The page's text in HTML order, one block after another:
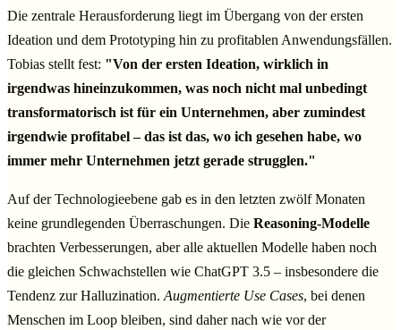
Die zentrale Herausforderung liegt im Übergang von der ersten
Ideation und dem Prototyping hin zu profitablen Anwendungsfällen.
Tobias stellt fest: "Von der ersten Ideation, wirklich in
irgendwas hineinzukommen, was noch nicht mal unbedingt
transformatorisch ist für ein Unternehmen, aber zumindest
irgendwie profitabel – das ist das, wo ich gesehen habe, wo
immer mehr Unternehmen jetzt gerade strugglen."
Auf der Technologieebene gab es in den letzten zwölf Monaten
keine grundlegenden Überraschungen. Die Reasoning-Modelle
brachten Verbesserungen, aber alle aktuellen Modelle haben noch
die gleichen Schwachstellen wie ChatGPT 3.5 – insbesondere die
Tendenz zur Halluzination. Augmentierte Use Cases, bei denen
Menschen im Loop bleiben, sind daher nach wie vor der